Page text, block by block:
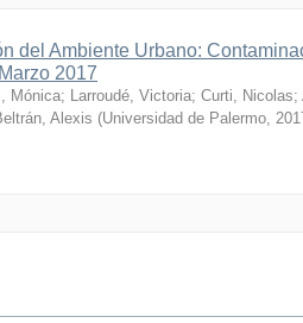
del Ambiente Urbano:
2017
Mónica; Larroudé, Victoria; Curti, Nicolas;
Alexis (Universidad de Palermo,